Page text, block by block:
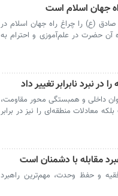
جهان اسلام است
(ع) را چراغ راه جهان اسلام در
آن حضرت در علم‌آموزی و احترام به
در نبرد نابرابر تغییر داد
داخلی و همبستگی محور مقاومت،
معادلات منطقه‌ای را نیز در برابر
مقابله با دشمنان است
و حفظ وحدت، مهم‌ترین راهبرد